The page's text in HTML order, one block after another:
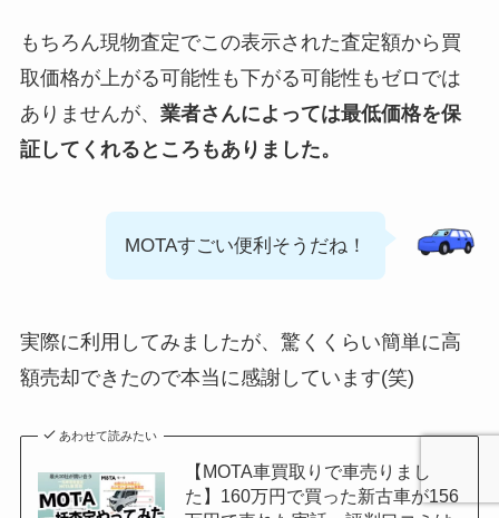
もちろん現物査定でこの表示された査定額から買
取価格が上がる可能性も下がる可能性もゼロでは
ありませんが、 業者さんによっては最低価格を保
証してくれるところもありました。
MOTAすごい便利そうだね！
実際に利用してみましたが、驚くくらい簡単に高
額売却できたので本当に感謝しています(笑)
あわせて読みたい
【MOTA車買取りで車売りまし
た】160万円で買った新古車が156